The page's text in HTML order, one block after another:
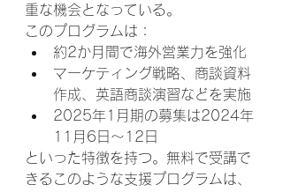
重な機会となっている。
このプログラムは：
約2か月間で海外営業力を強化
マーケティング戦略、商談資料
作成、英語商談演習などを実施
2025年1月期の募集は2024年
11月6日〜12日
といった特徴を持つ。無料で受講で
きるこのような支援プログラムは、